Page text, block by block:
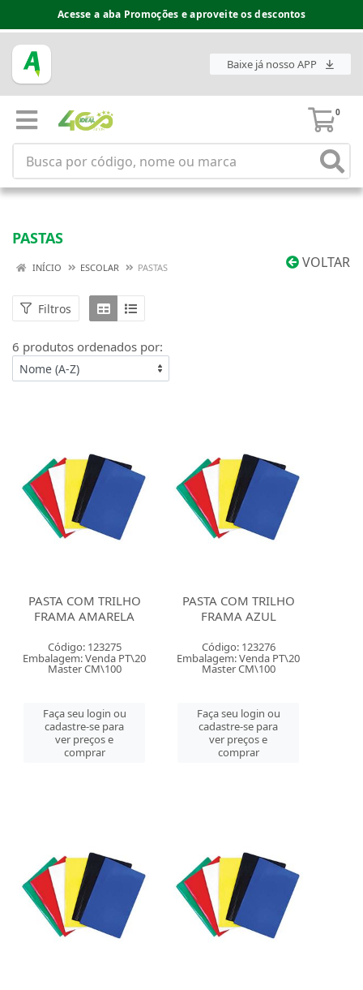
Acesse a aba Promoções e aproveite os descontos
Baixe já nosso APP
0
PASTAS
VOLTAR
INÍCIO ESCOLAR PASTAS
Filtros
6 produtos ordenados por:
PASTA COM TRILHO
FRAMA AMARELA
Código: 123275
Embalagem: Venda PT\20
Master CM\100
Faça seu login ou
cadastre-se para
ver preços e
comprar
PASTA COM TRILHO
FRAMA AZUL
Código: 123276
Embalagem: Venda PT\20
Master CM\100
Faça seu login ou
cadastre-se para
ver preços e
comprar